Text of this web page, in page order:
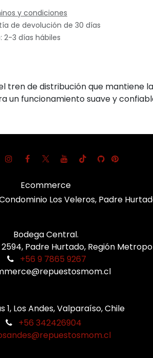
y condiciones
de devolución de 30 días
2-3 días hábiles
tren de distribución que mantiene la
un funcionamiento suave y
Ecommerce
Los Veleros, Padre
Bodega Central.
Padre Hurtado, Región
+56 9 7865 9267
1, Los Andes, Valparaíso, Chile
+56 342426904